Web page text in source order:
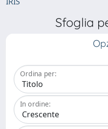
Sfoglia
Ordina per:
In ordine: